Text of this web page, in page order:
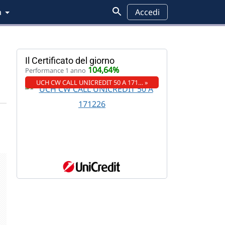
Accedi
Il Certificato del giorno
Performance 1 anno 104,64%
UCH CW CALL UNICREDIT 50 A 171… »